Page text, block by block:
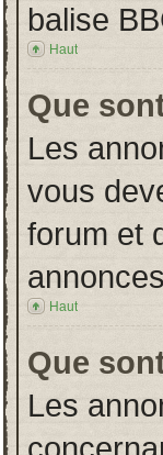
balise
Haut
Que
Les
vous
forum et
Haut
Que
Les